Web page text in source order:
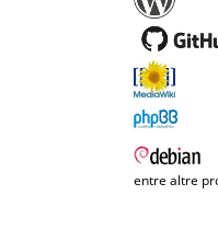
entre altre